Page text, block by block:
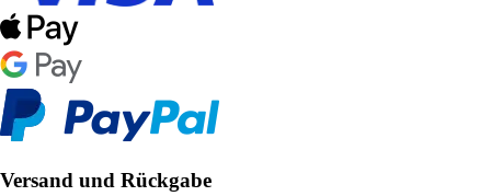
Versand und Rückgabe